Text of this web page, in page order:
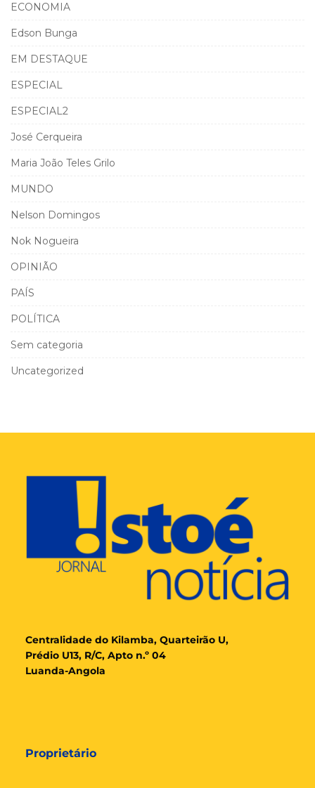
ECONOMIA
Edson Bunga
EM DESTAQUE
ESPECIAL
ESPECIAL2
José Cerqueira
Maria João Teles Grilo
MUNDO
Nelson Domingos
Nok Nogueira
OPINIÃO
PAÍS
POLÍTICA
Sem categoria
Uncategorized
Centralidade do Kilamba, Quarteirão U,
Prédio U13, R/C, Apto n.º 04
Luanda-Angola
Proprietário